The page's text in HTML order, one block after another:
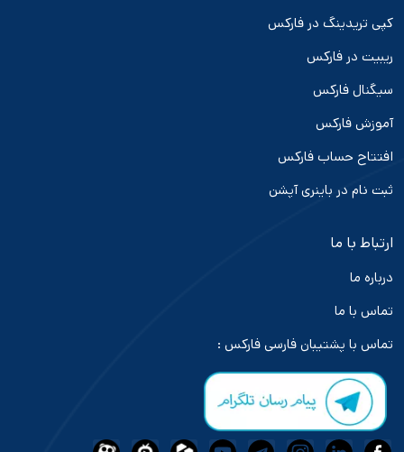
کپی تریدینگ در فارکس
ریبیت در فارکس
سیگنال فارکس
آموزش فارکس
افتتاح حساب فارکس
ثبت نام در باینری آپشن
ارتباط با ما
درباره ما
تماس با ما
تماس با پشتیبان فارسی فارکس :